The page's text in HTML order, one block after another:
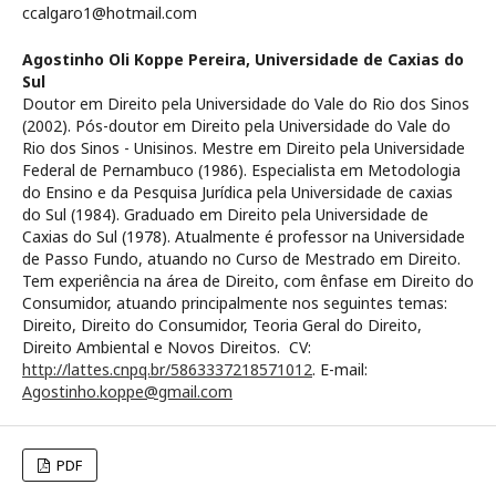
ccalgaro1@hotmail.com
Agostinho Oli Koppe Pereira, Universidade de Caxias do
Sul
Doutor em Direito pela Universidade do Vale do Rio dos Sinos
(2002). Pós-doutor em Direito pela Universidade do Vale do
Rio dos Sinos - Unisinos. Mestre em Direito pela Universidade
Federal de Pernambuco (1986). Especialista em Metodologia
do Ensino e da Pesquisa Jurídica pela Universidade de caxias
do Sul (1984). Graduado em Direito pela Universidade de
Caxias do Sul (1978). Atualmente é professor na Universidade
de Passo Fundo, atuando no Curso de Mestrado em Direito.
Tem experiência na área de Direito, com ênfase em Direito do
Consumidor, atuando principalmente nos seguintes temas:
Direito, Direito do Consumidor, Teoria Geral do Direito,
Direito Ambiental e Novos Direitos. CV:
http://lattes.cnpq.br/5863337218571012. E-mail:
Agostinho.koppe@gmail.com
PDF